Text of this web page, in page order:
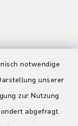
notwendige
unserer
zur Nutzung
abgefragt.